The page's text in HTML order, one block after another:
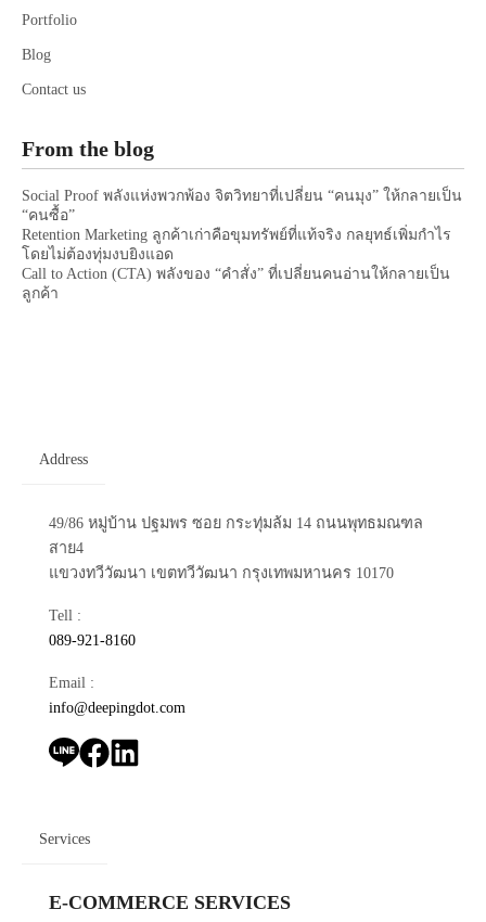
Portfolio
Blog
Contact us
From the blog
Social Proof พลังแห่งพวกพ้อง จิตวิทยาที่เปลี่ยน “คนมุง” ให้กลายเป็น
“คนซื้อ”
Retention Marketing ลูกค้าเก่าคือขุมทรัพย์ที่แท้จริง กลยุทธ์เพิ่มกำไร
โดยไม่ต้องทุ่มงบยิงแอด
Call to Action (CTA) พลังของ “คำสั่ง” ที่เปลี่ยนคนอ่านให้กลายเป็น
ลูกค้า
Address
49/86 หมู่บ้าน ปฐมพร ซอย กระทุ่มล้ม 14 ถนนพุทธมณฑล
สาย4
แขวงทวีวัฒนา เขตทวีวัฒนา กรุงเทพมหานคร 10170
Tell :
089-921-8160
Email :
info@deepingdot.com
Services
E-COMMERCE SERVICES